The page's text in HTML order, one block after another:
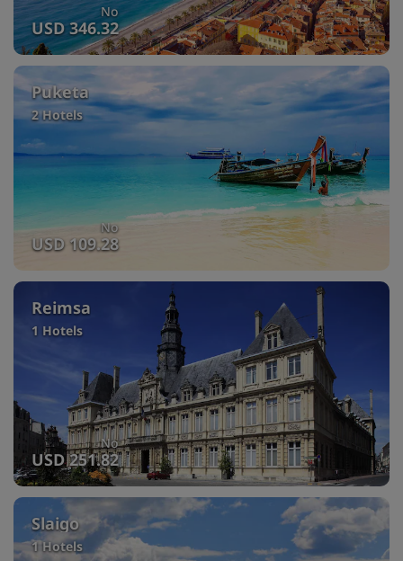
No
USD 346.32
Puketa
2 Hotels
No
USD 109.28
Reimsa
1 Hotels
No
USD 251.82
Slaigo
1 Hotels